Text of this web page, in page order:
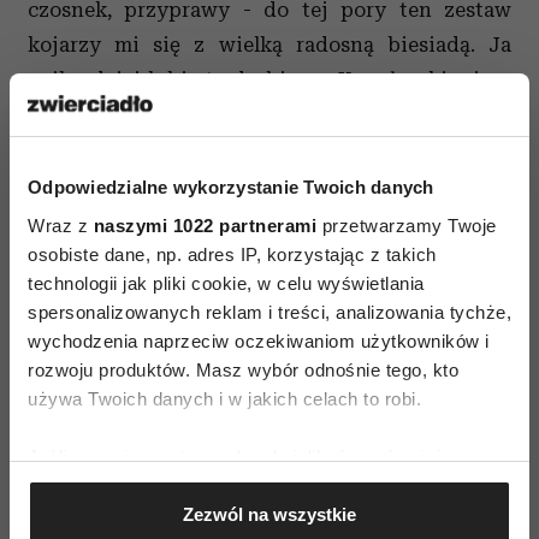
Odpowiedzialne wykorzystanie Twoich danych
Wraz z naszymi 1022 partnerami przetwarzamy Twoje
osobiste dane, np. adres IP, korzystając z takich
technologii jak pliki cookie, w celu wyświetlania
spersonalizowanych reklam i treści, analizowania tychże,
wychodzenia naprzeciw oczekiwaniom użytkowników i
rozwoju produktów. Masz wybór odnośnie tego, kto
używa Twoich danych i w jakich celach to robi.
Jeśli wyrazisz na to zgodę, chcielibyśmy również:
Gromadzić dane dotyczące Twojej lokalizacji
geograficznej z dokładnością nawet do kilku metrów
Zezwól na wszystkie
czosnek, przyprawy - do tej pory ten zestaw
kojarzy mi się z wielką radosną biesiadą. Ja
najbardziej lubię tę drobiową. Kawałeczki mięsa
zatopione w klarownym wywarze.
indyka, pierś i nóżki perliczki, kawałek
łopatki cielęcej, kura to co lubicie i kupicie,
ale zawsze minimum 3 rodzaje mięsa w
sumie ok 2 kg mięsa
Włoszczyzna jeden gotowy pęczek, z
selerem, porem, marchewką, pietruszką i
Przyprawy: ziele angielskie (2-3 ziarenka),
grubo mielony pieprz i sól do smaku, 2-3